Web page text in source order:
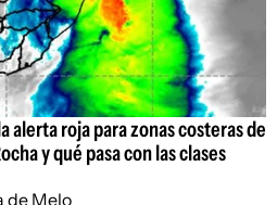
alerta roja para zonas costeras de
y qué pasa con las clases